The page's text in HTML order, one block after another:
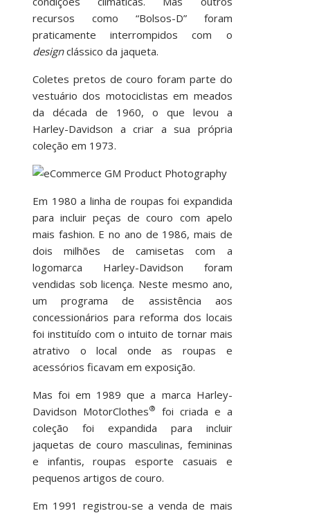
recursos como “Bolsos-D” foram
praticamente interrompidos com o
designclássico da jaqueta.
Coletes pretos de couro foram parte do
vestuário dos motociclistas em meados
da década de 1960, o que levou a
Harley-Davidson a criar a sua própria
coleção em 1973.
Em 1980 a linha de roupas foi expandida
para incluir peças de couro com apelo
mais fashion. E no ano de 1986, mais de
dois milhões de camisetas com a
logomarca Harley-Davidson foram
vendidas sob licença. Neste mesmo ano,
um programa de assistência aos
concessionários para reforma dos locais
foi instituído com o intuito de tornar mais
atrativo o local onde as roupas e
acessórios ficavam em exposição.
Mas foi em 1989 que a marca Harley-
Davidson MotorClothes®
foi criada e a
coleção foi expandida para incluir
jaquetas de couro masculinas, femininas
e infantis, roupas esporte casuais e
pequenos artigos de couro.
Em 1991 registrou-se a venda de mais